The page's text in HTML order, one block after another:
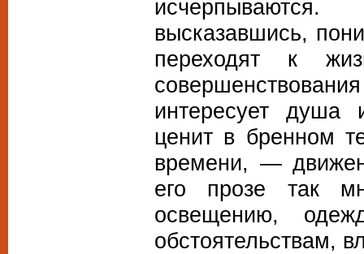
высказавшись,
переходят к
интересует душа
ценит в бренном
времени, —
его прозе так
освещению,
обстоятельствам,